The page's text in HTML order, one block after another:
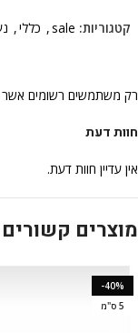
קטגוריות: sale
, כללי,
חוות דעת
אין עדיין חוות דעת.
רק משתמשים רשומים אשר
מוצרים קשורים
-40%
5 ס"מ